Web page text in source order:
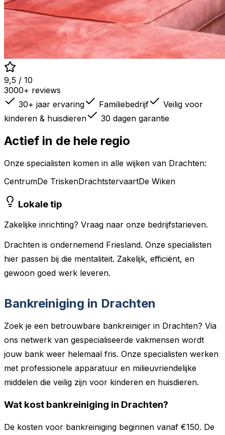
9,5 / 10
3000+ reviews
30+ jaar ervaring
Familiebedrijf
Veilig voor
kinderen & huisdieren
30 dagen garantie
Actief in de hele regio
Onze specialisten komen in alle wijken van Drachten:
CentrumDe TriskenDrachtstervaartDe Wiken
Lokale tip
Zakelijke inrichting? Vraag naar onze bedrijfstarieven.
Drachten is ondernemend Friesland. Onze specialisten
hier passen bij die mentaliteit. Zakelijk, efficiënt, en
gewoon goed werk leveren.
Bankreiniging in Drachten
Zoek je een betrouwbare bankreiniger in Drachten? Via
ons netwerk van gespecialiseerde vakmensen wordt
jouw bank weer helemaal fris. Onze specialisten werken
met professionele apparatuur en milieuvriendelijke
middelen die veilig zijn voor kinderen en huisdieren.
Wat kost bankreiniging in Drachten?
De kosten voor bankreiniging beginnen vanaf €150. De